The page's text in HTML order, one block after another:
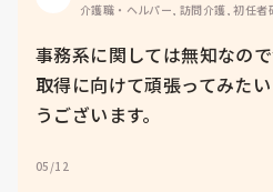
介護職・ヘルパー, 訪問介護, 初任者
事務系に関しては無知なの
取得に向けて頑張ってみた
うございます。
05/12